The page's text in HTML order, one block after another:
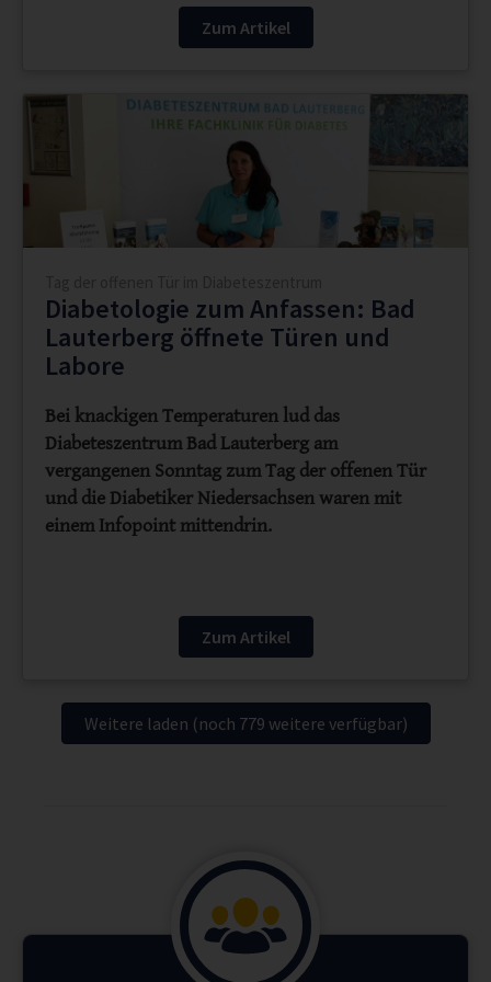
Zum Artikel
Diabetologie zum Anfassen: Bad
Lauterberg öffnete Türen und
Labore
Bei knackigen Temperaturen lud das
Diabeteszentrum Bad Lauterberg am
vergangenen Sonntag zum Tag der offenen Tür
und die Diabetiker Niedersachsen waren mit
einem Infopoint mittendrin.
Zum Artikel
Weitere laden (noch 779 weitere verfügbar)